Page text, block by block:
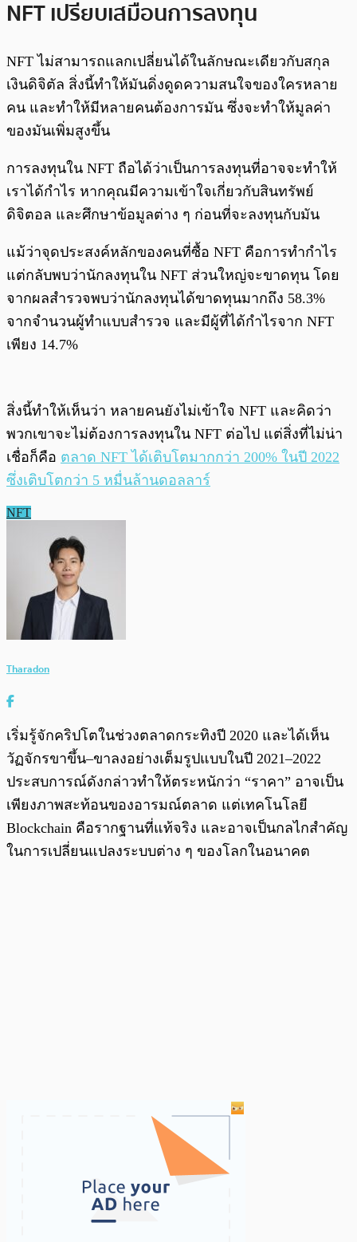
NFT เปรียบเสมือนการลงทุน
NFT ไม่สามารถแลกเปลี่ยนได้ในลักษณะเดียวกับสกุล
เงินดิจิตัล สิ่งนี้ทำให้มันดิ่งดูดความสนใจของใครหลาย
คน และทำให้มีหลายคนต้องการมัน ซึ่งจะทำให้มูลค่า
ของมันเพิ่มสูงขึ้น
การลงทุนใน NFT ถือได้ว่าเป็นการลงทุนที่อาจจะทำให้
เราได้กำไร หากคุณมีความเข้าใจเกี่ยวกับสินทรัพย์
ดิจิตอล และศึกษาข้อมูลต่าง ๆ ก่อนที่จะลงทุนกับมัน
แม้ว่าจุดประสงค์หลักของคนที่ซื้อ NFT คือการทำกำไร
แต่กลับพบว่านักลงทุนใน NFT ส่วนใหญ่จะขาดทุน โดย
จากผลสำรวจพบว่านักลงทุนได้ขาดทุนมากถึง 58.3%
จากจำนวนผู้ทำแบบสำรวจ และมีผู้ที่ได้กำไรจาก NFT
เพียง 14.7%
สิ่งนี้ทำให้เห็นว่า หลายคนยังไม่เข้าใจ NFT และคิดว่า
พวกเขาจะไม่ต้องการลงทุนใน NFT ต่อไป แต่สิ่งที่ไม่น่า
เชื่อก็คือ ตลาด NFT ได้เติบโตมากกว่า 200% ในปี 2022
ซึ่งเติบโตกว่า 5 หมื่นล้านดอลลาร์
NFT
Tharadon
เริ่มรู้จักคริปโตในช่วงตลาดกระทิงปี 2020 และได้เห็น
วัฏจักรขาขึ้น–ขาลงอย่างเต็มรูปแบบในปี 2021–2022
ประสบการณ์ดังกล่าวทำให้ตระหนักว่า “ราคา” อาจเป็น
เพียงภาพสะท้อนของอารมณ์ตลาด แต่เทคโนโลยี
Blockchain คือรากฐานที่แท้จริง และอาจเป็นกลไกสำคัญ
ในการเปลี่ยนแปลงระบบต่าง ๆ ของโลกในอนาคต